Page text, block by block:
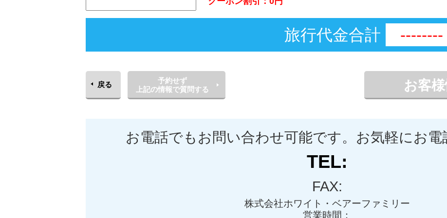
旅行代金合計 --------
戻る
予約せず
上記の情報で質問する
お客
お電話でもお問い合わせ可能です。お気軽にお電
TEL:
FAX:
株式会社ホワイト・ベアーファミリー
営業時間：